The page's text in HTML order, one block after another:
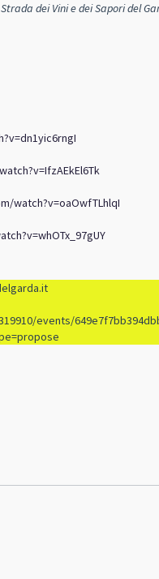
dei Vini e dei Sapori del
watch?v=oaOwfTLhlqI
events/